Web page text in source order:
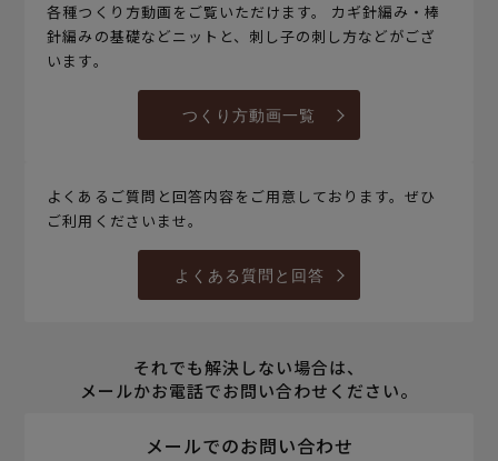
各種つくり方動画をご覧いただけます。 カギ針編み・棒
針編みの基礎などニットと、刺し子の刺し方などがござ
います。
つくり方動画一覧
よくあるご質問と回答内容をご用意しております。ぜひ
ご利用くださいませ。
よくある質問と回答
それでも解決しない場合は、
メールかお電話でお問い合わせください。
メールでのお問い合わせ